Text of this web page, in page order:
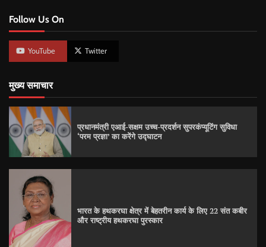
Follow Us On
YouTube Twitter
मुख्य समाचार
प्रधानमंत्री एआई-सक्षम उच्च-प्रदर्शन सुपरकंप्यूटिंग सुविधा
‘परम प्रज्ञा’ का करेंगे उद्घाटन
भारत के हथकरघा क्षेत्र में बेहतरीन कार्य के लिए 22 संत कबीर
और राष्ट्रीय हथकरघा पुरस्कार